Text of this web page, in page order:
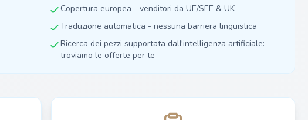
Copertura europea - venditori da UE/SEE & UK
Traduzione automatica - nessuna barriera linguistica
Ricerca dei pezzi supportata dall'intelligenza artificiale:
troviamo le offerte per te